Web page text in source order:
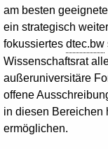
am besten
ein strategisch
fokussiertes dtec.bw
Wissenschaftsrat
außeruniversitäre
offene
in diesen Bereichen
ermöglichen.